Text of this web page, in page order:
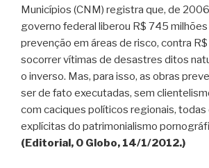
Municípios (CNM) registra que, de
governo federal liberou R$ 745
prevenção em áreas de risco, contra
socorrer vítimas de desastres ditos
o inverso. Mas, para isso, as obras
ser de fato executadas, sem
com caciques políticos regionais, todas
explícitas do patrimonialismo
(Editorial, O Globo, 14/1/2012.)